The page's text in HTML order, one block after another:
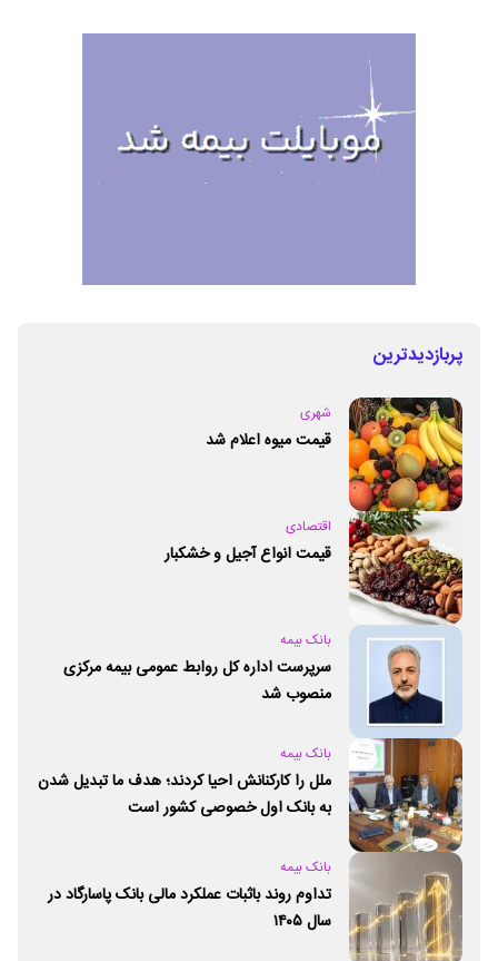
پربازدیدترین
شهری
قیمت میوه اعلام شد
اقتصادی
قیمت انواع آجیل و خشکبار
بانک بیمه
سرپرست اداره کل روابط عمومی بیمه مرکزی
منصوب شد
بانک بیمه
ملل را کارکنانش احیا کردند؛ هدف ما تبدیل شدن
به بانک اول خصوصی کشور است
بانک بیمه
تداوم روند باثبات عملکرد مالی بانک پاسارگاد در
سال ۱۴۰۵